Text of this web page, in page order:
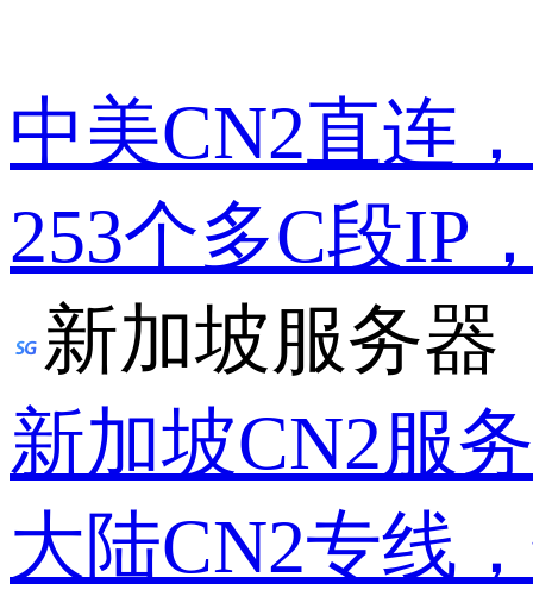
中美CN2直连
253个多C段IP
新加坡服务器
新加坡CN2服
大陆CN2专线